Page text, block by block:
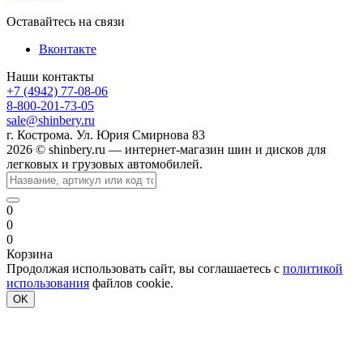
Оставайтесь на связи
Вконтакте
Наши контакты
+7 (4942) 77-08-06
8-800-201-73-05
sale@shinbery.ru
г. Кострома. Ул. Юрия Смирнова 83
2026 © shinbery.ru — интернет-магазин шин и дисков для
легковых и грузовых автомобилей.
0
0
0
Корзина
Продолжая использовать сайт, вы соглашаетесь с политикой
использования файлов cookie.
OK